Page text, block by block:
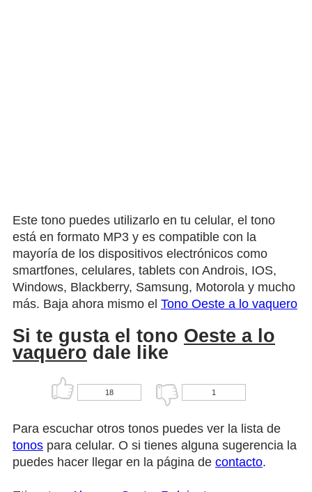
Este tono puedes utilizarlo en tu celular, el tono
está en formato MP3 y es compatible con la
mayoría de los dispositivos electrónicos como
smartfones, celulares, tablets con Androis, IOS,
Windows, Blackberry, Samsung, Motorola y mucho
más. Baja ahora mismo el Tono Oeste a lo vaquero
Si te gusta el tono Oeste a lo
vaquero dale like
18 1
Para escuchar otros tonos puedes ver la lista de
tonos para celular. O si tienes alguna sugerencia la
puedes hacer llegar en la página de contacto.